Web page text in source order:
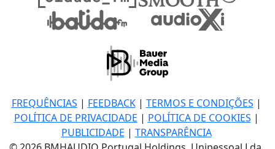
FREQUÊNCIAS | FEEDBACK| TERMOS E CONDIÇÕES |
POLÍTICA DE PRIVACIDADE | POLÍTICA DE COOKIES |
PUBLICIDADE | TRANSPARÊNCIA